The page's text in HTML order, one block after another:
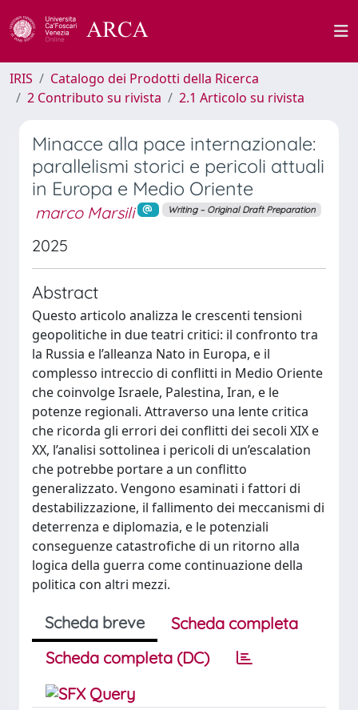
IRIS
Catalogo dei Prodotti della Ricerca
2 Contributo su rivista
2.1 Articolo su rivista
Minacce alla pace internazionale:
parallelismi storici e pericoli attuali
in Europa e Medio Oriente
marco Marsili Writing – Original Draft Preparation
2025
Abstract
Questo articolo analizza le crescenti tensioni
geopolitiche in due teatri critici: il confronto tra
la Russia e l’alleanza Nato in Europa, e il
complesso intreccio di conflitti in Medio Oriente
che coinvolge Israele, Palestina, Iran, e le
potenze regionali. Attraverso una lente critica
che ricorda gli errori dei conflitti dei secoli XIX e
XX, l’analisi sottolinea i pericoli di un’escalation
che potrebbe portare a un conflitto
generalizzato. Vengono esaminati i fattori di
destabilizzazione, il fallimento dei meccanismi di
deterrenza e diplomazia, e le potenziali
conseguenze catastrofiche di un ritorno alla
logica della guerra come continuazione della
politica con altri mezzi.
Scheda breve
Scheda completa
Scheda completa (DC)